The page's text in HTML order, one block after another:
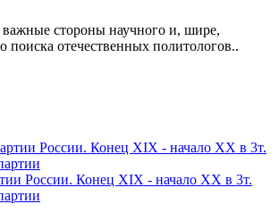
стороны научного и, шире,
поиска отечественных политологов..
России. Конец XIX - начало XX в 3т.